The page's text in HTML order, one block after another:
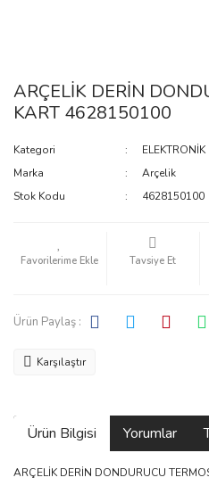
ARÇELİK DERİN
KART 4628150100
Kategori
Marka
Arçelik
Stok Kodu
4628150100
Tavsiye Et
Ürün Paylaş :
Karşılaştır
Ürün Bilgisi Yorumlar
ARÇELİK DERİN DONDURUCU